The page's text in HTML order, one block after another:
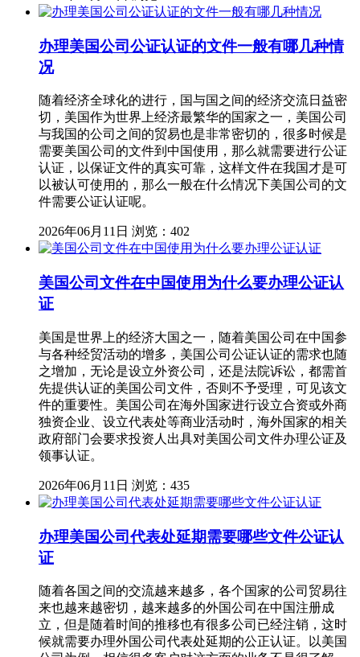
办理美国公司公证认证的文件一般有哪几种情
况
随着经济全球化的进行，国与国之间的经济交流日益密
切，美国作为世界上经济最繁华的国家之一，美国公司
与我国的公司之间的贸易也是非常密切的，很多时候是
需要美国公司的文件到中国使用，那么就需要进行公证
认证，以保证文件的真实可靠，这样文件在我国才是可
以被认可使用的，那么一般在什么情况下美国公司的文
件需要公证认证呢。
2026年06月11日 浏览：402
美国公司文件在中国使用为什么要办理公证认
证
美国是世界上的经济大国之一，随着美国公司在中国参
与各种经贸活动的增多，美国公司公证认证的需求也随
之增加，无论是设立外资公司，还是法院诉讼，都需首
先提供认证的美国公司文件，否则不予受理，可见该文
件的重要性。美国公司在海外国家进行设立合资或外商
独资企业、设立代表处等商业活动时，海外国家的相关
政府部门会要求投资人出具对美国公司文件办理公证及
领事认证。
2026年06月11日 浏览：435
办理美国公司代表处延期需要哪些文件公证认
证
随着各国之间的交流越来越多，各个国家的公司贸易往
来也越来越密切，越来越多的外国公司在中国注册成
立，但是随着时间的推移也有很多公司已经注销，这时
候就需要办理外国公司代表处延期的公正认证。以美国